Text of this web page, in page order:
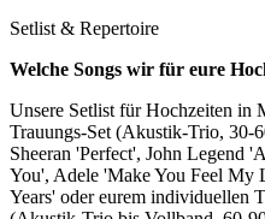
Setlist & Repertoire
Welche Songs wir für eure
Unsere Setlist für Hochzeiten in
Trauungs-Set (Akustik-Trio, 30-
Sheeran 'Perfect', John Legend
You', Adele 'Make You Feel My
Years' oder eurem individuellen